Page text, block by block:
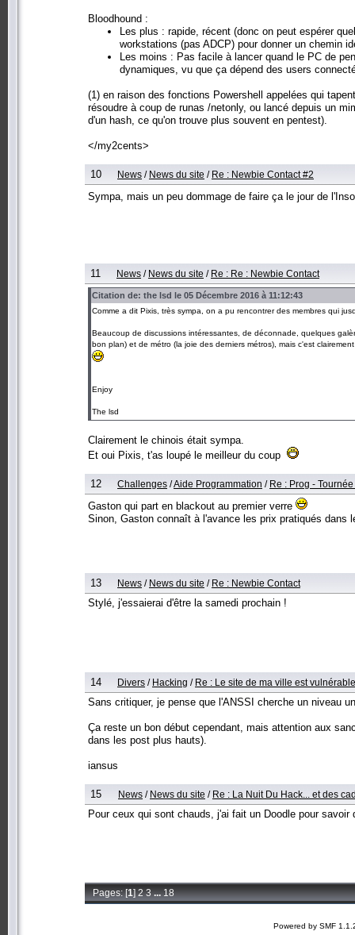
Bloodhound :
Les plus : rapide, récent (donc on peut espérer
workstations (pas ADCP) pour donner un chemin
Les moins : Pas facile à lancer quand le PC de
dynamiques, vu que ça dépend des users
(1) en raison des fonctions Powershell appelées qui
résoudre à coup de runas /netonly, ou lancé depuis un
d'un hash, ce qu'on trouve plus souvent en pentest).
</my2cents>
10 News / News du site / Re : Newbie Contact #2
Sympa, mais un peu dommage de faire ça le jour de
11 News / News du site / Re : Re : Newbie Contact
Citation de: the lsd le 05 Décembre 2016 à 11:12:43
Comme a dit Pixis, très sympa, on a pu rencontrer des membres qui
Beaucoup de discussions intéressantes, de déconnade, quelques
bon plan) et de métro (la joie des derniers métros), mais c'est
Enjoy
The lsd
Clairement le chinois était sympa.
Et oui Pixis, t'as loupé le meilleur du coup
12 Challenges /Aide Programmation / Re : Prog -
Gaston qui part en blackout au premier verre
Sinon, Gaston connaît à l'avance les prix pratiqués dans
13 News / News du site / Re : Newbie Contact
Stylé, j'essaierai d'être la samedi prochain !
14 Divers / Hacking / Re : Le site de ma ville est
Sans critiquer, je pense que l'ANSSI cherche un niveau
Ça reste un bon début cependant, mais attention aux
dans les post plus hauts).
iansus
15 News / News du site / Re : La Nuit Du Hack... et des
Pour ceux qui sont chauds, j'ai fait un Doodle pour
Pages: [1]2 3 ...18
Powered by SMF